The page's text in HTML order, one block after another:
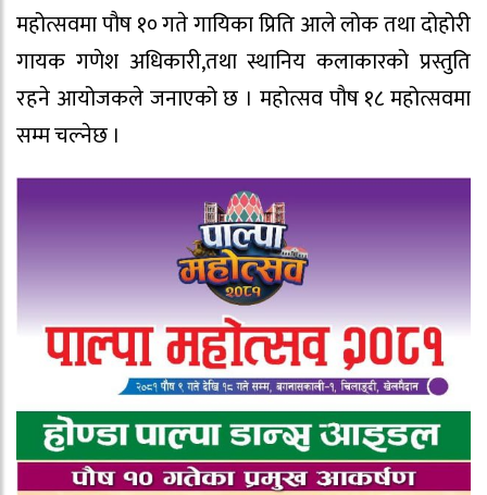
महोत्सवमा पौष १० गते गायिका प्रिति आले लोक तथा दोहोरी
गायक गणेश अधिकारी,तथा स्थानिय कलाकारको प्रस्तुति
रहने आयोजकले जनाएको छ । महोत्सव पौष १८ महोत्सवमा
सम्म चल्नेछ ।